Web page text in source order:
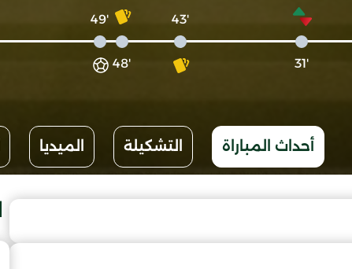
'31
'43
'48
'49
أحداث المباراة التشكيلة الميديا